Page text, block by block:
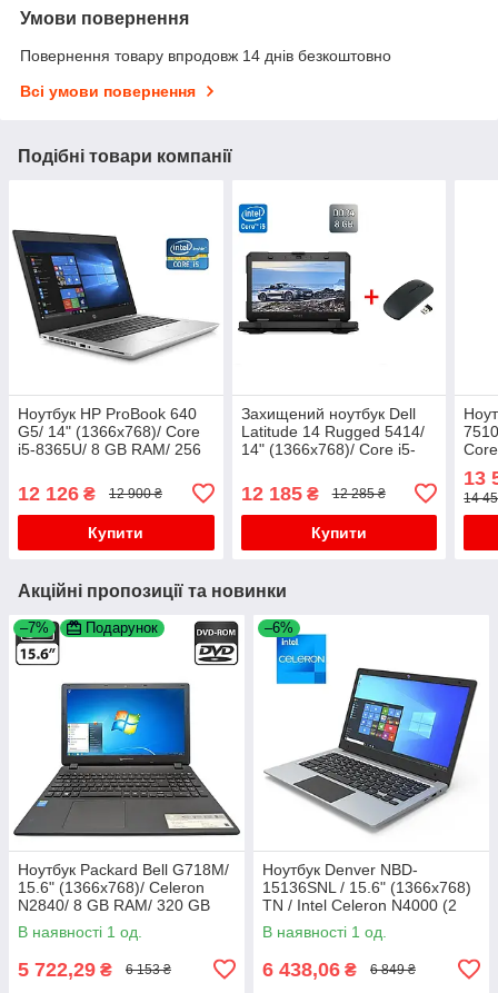
Умови повернення
Повернення товару впродовж 14 днів безкоштовно
Всі умови повернення
Подібні товари компанії
Ноутбук HP ProBook 640
G5/ 14" (1366x768)/ Core
i5-8365U/ 8 GB RAM/ 256
12 126 ₴ 12 900 ₴
Купити
Захищений ноутбук Dell
Latitude 14 Rugged 5414/
14" (1366x768)/ Core i5-
SSD/ HD 520+Бездротова
миша USB
12 185₴ 12 285 ₴
Купити
13
14
Акційні пропозиції та новинки
–7% Подарунок
Ноутбук Packard Bell G718M/
15.6" (1366x768)/ Celeron
N2840/ 8 GB RAM/ 320 GB
HDD/ HD
В наявності 1 од.
5 722,29 ₴ 6 153 ₴
–6%
Ноутбук Denver NBD-
15136SNL / 15.6" (1366x768)
TN / Intel Celeron N4000 (2
ядра по 1.1 - 2.6 GHz) / 4 GB
DDR4 / 128 GB SSD M.2 /
В наявності 1 од.
6 438,06 ₴ 6 849 ₴